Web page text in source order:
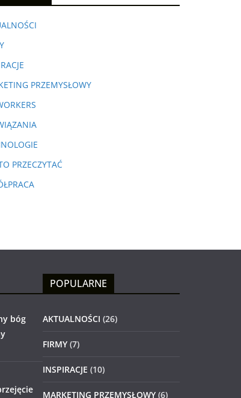
PRZEMYSŁOWY
PRZECZYTAĆ
bóg
POPULARNE
AKTUALNOŚCI (26)
FIRMY (7)
INSPIRACJE (10)
MARKETING PRZEMYSŁOWY (6)